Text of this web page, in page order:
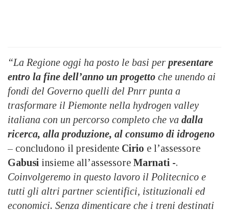
“La Regione oggi ha posto le basi per presentare
entro la fine dell’anno un progetto che unendo ai
fondi del Governo quelli del Pnrr punta a
trasformare il Piemonte nella hydrogen valley
italiana con un percorso completo che va dalla
ricerca, alla produzione, al consumo di idrogeno
– concludono il presidente Cirio e l’assessore
Gabusi insieme all’assessore Marnati -.
Coinvolgeremo in questo lavoro il Politecnico e
tutti gli altri partner scientifici, istituzionali ed
economici. Senza dimenticare che i treni destinati